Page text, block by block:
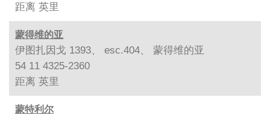
距离 英里
蒙得维的亚
伊图扎因戈 1393、 esc.404、 蒙得维的亚
54 11 4325-2360
距离 英里
蒙特利尔